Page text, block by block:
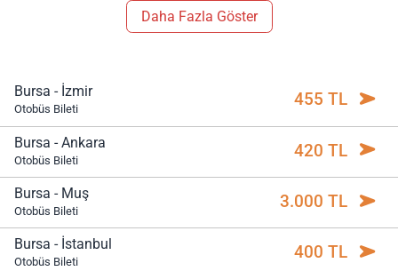
Daha Fazla Göster
Bursa - İzmir
Otobüs Bileti 455 TL
Bursa - Ankara
Otobüs Bileti 420 TL
Bursa - Muş
Otobüs Bileti 3.000 TL
Bursa - İstanbul
Otobüs Bileti 400 TL